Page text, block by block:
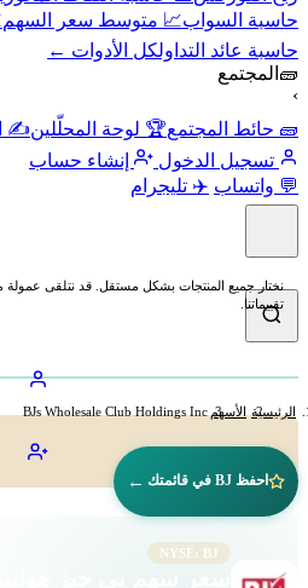
حاسبة السواب📈 متوسط سعر السهم
حاسبة عائد التداولكل الأدوات ←
🧱المجتمع
🧱 حائط المجتمع🏆 لوحة المحلّلين✍️
تسجيل الدخول
إنشاء حساب
💬 واتساب ✈️ تليجرام
نختار جميع المنتجات بشكل مستقل. قد نتلقى عمولة
تقييماتنا.
الرئيسية الأسهم BJs Wholesale Club Holdings Inc
احفظ BJ في قائمتك ←
NYSE: BJ